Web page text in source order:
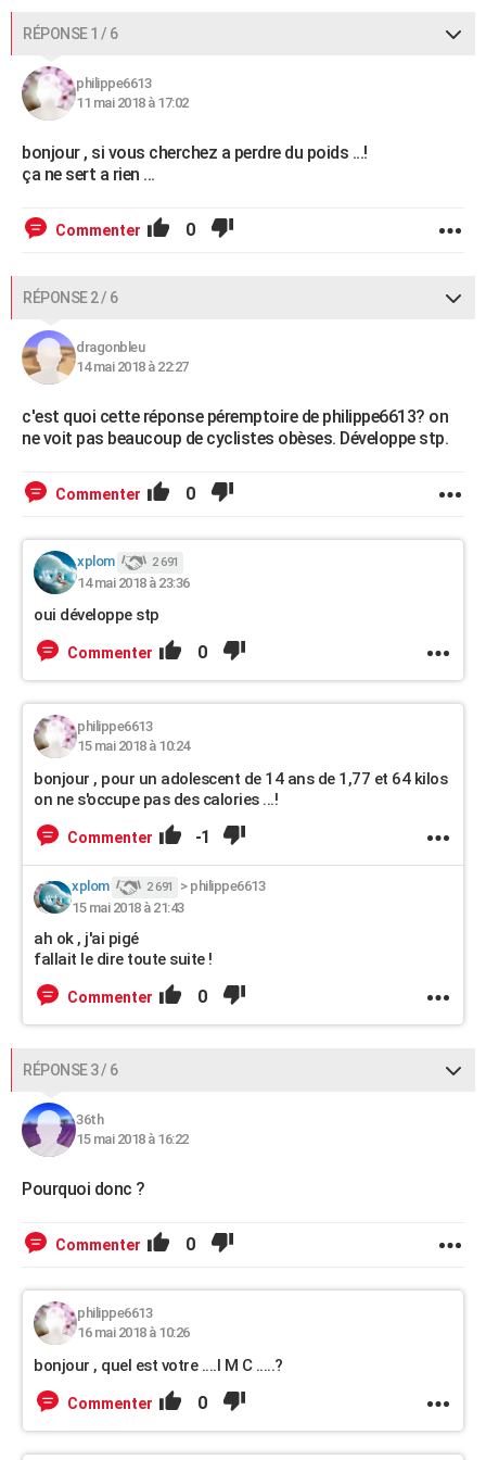
RÉPONSE 1 / 6
philippe6613
11 mai 2018 à 17:02
bonjour , si vous cherchez a perdre du poids ...!
ça ne sert a rien ...
Commenter 0
RÉPONSE 2 / 6
dragonbleu
14 mai 2018 à 22:27
c'est quoi cette réponse péremptoire de philippe6613? on
ne voit pas beaucoup de cyclistes obèses. Développe stp.
Commenter 0
xplom 2 691
14 mai 2018 à 23:36
oui développe stp
Commenter 0
philippe6613
15 mai 2018 à 10:24
bonjour , pour un adolescent de 14 ans de 1,77 et 64 kilos
on ne s'occupe pas des calories ...!
Commenter -1
xplom 2 691 > philippe6613
15 mai 2018 à 21:43
ah ok , j'ai pigé
fallait le dire toute suite !
Commenter 0
RÉPONSE 3 / 6
36th
15 mai 2018 à 16:22
Pourquoi donc ?
Commenter 0
philippe6613
16 mai 2018 à 10:26
bonjour , quel est votre ....I M C .....?
Commenter 0